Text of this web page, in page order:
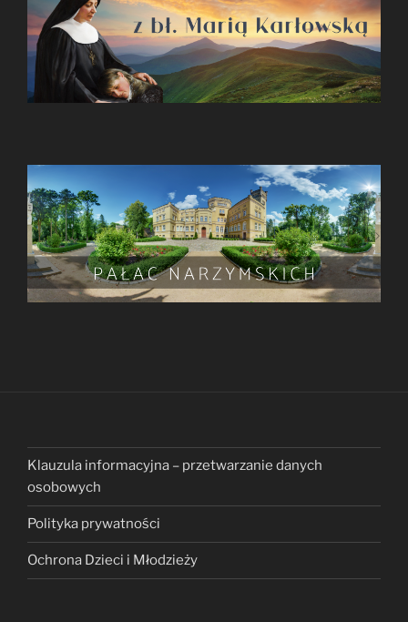
Klauzula informacyjna – przetwarzanie danych
osobowych
Polityka prywatności
Ochrona Dzieci i Młodzieży